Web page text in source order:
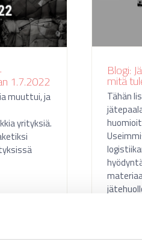
1.7.2022
muuttui, ja
yrityksiä.
Blogi:
mitä
Tähän
oma
takia.